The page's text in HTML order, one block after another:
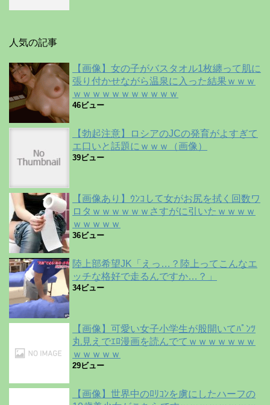
人気の記事
【画像】女の子がバスタオル1枚纏って肌に
張り付かせながら温泉に入った結果ｗｗｗ
ｗｗｗｗｗｗｗｗｗｗｗ
46ビュー
【勃起注意】ロシアのJCの発育がよすぎて
エ口いと話題にｗｗｗ（画像）
39ビュー
【画像あり】ｳﾝｺして女がお尻を拭く回数ワ
ロタｗｗｗｗｗｗさすがに引いたｗｗｗｗ
ｗｗｗｗｗ
36ビュー
陸上部希望JK「えっ…？陸上ってこんなエ
ッチな格好で走るんですか…？」
34ビュー
【画像】可愛い女子小学生が股開いてﾊﾟﾝﾂ
丸見えでｴﾛ漫画を読んでてｗｗｗｗｗｗｗ
ｗｗｗｗｗ
29ビュー
【画像】世界中のﾛﾘｺﾝを虜にしたハーフの